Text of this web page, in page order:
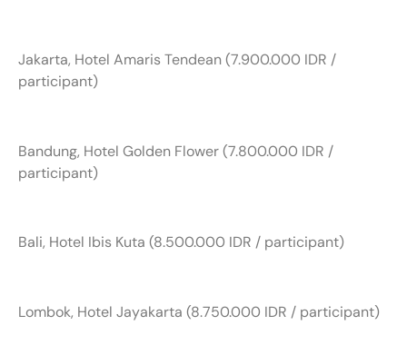
Jakarta, Hotel Amaris Tendean (7.900.000 IDR /
participant)
Bandung, Hotel Golden Flower (7.800.000 IDR /
participant)
Bali, Hotel Ibis Kuta (8.500.000 IDR / participant)
Lombok, Hotel Jayakarta (8.750.000 IDR / participant)